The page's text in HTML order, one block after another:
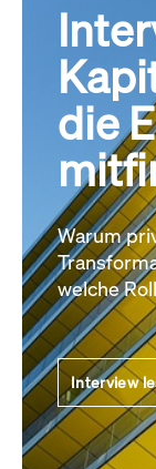
die
Warum
welche
Interview